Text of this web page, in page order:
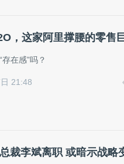
，这家阿里撑腰的零售
在感”吗？
21:48
裁李斌离职 或暗示战略